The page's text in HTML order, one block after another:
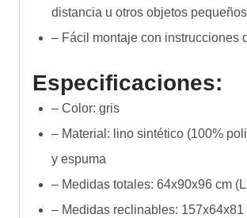
distancia u otros objetos pequeños
– Fácil montaje con instrucciones
Especificaciones:
– Color: gris
– Material: lino sintético (100%
y espuma
– Medidas totales: 64x90x96 cm
– Medidas reclinables: 157x64x81